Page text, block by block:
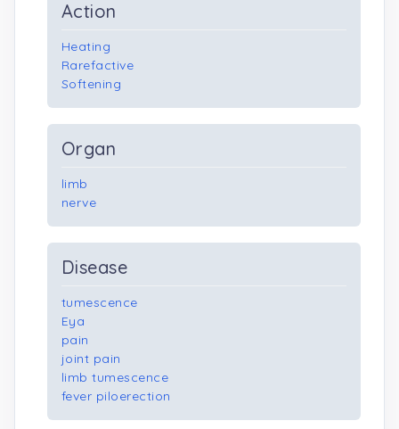
Action
Heating
Rarefactive
Softening
Organ
limb
nerve
Disease
tumescence
Eya
pain
joint pain
limb tumescence
fever piloerection